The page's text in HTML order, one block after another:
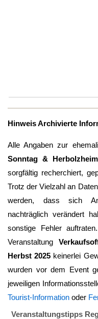
Hinweis Archivierte
Alle Angaben zur
Sonntag &
sorgfältig recherchiert,
Trotz der Vielzahl an
werden, dass sich
nachträglich verändert
sonstige Fehler
Veranstaltung
Herbst 2025 keinerlei
wurden vor dem Event
jeweiligen
Tourist-Information oder
Veranstaltungstipps